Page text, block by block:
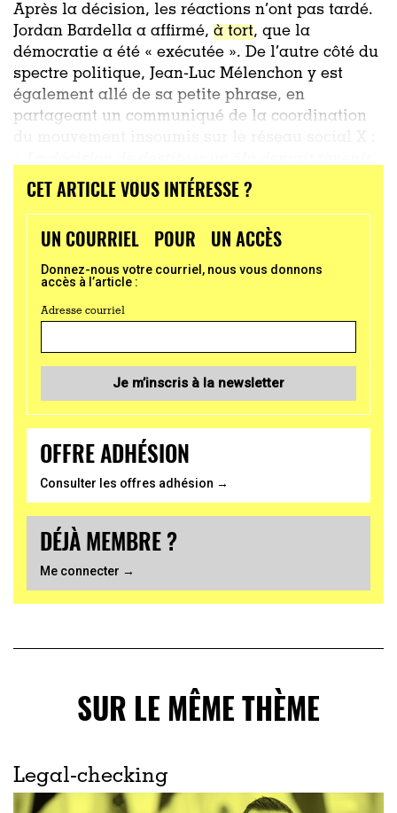
Après la décision, les réactions n’ont pas tardé.
Jordan Bardella a affirmé, à tort, que la
démocratie a été « exécutée ». De l’autre côté du
spectre politique, Jean-Luc Mélenchon y est
également allé de sa petite phrase, en
partageant un communiqué de la coordination
au peuple », ...
CET ARTICLE VOUS INTÉRESSE ?
UN COURRIEL POUR UN ACCÈS
Donnez-nous votre courriel, nous vous donnons
accès à l’article :
Adresse courriel
Je m’inscris à la newsletter
OFFRE ADHÉSION
Consulter les offres adhésion →
DÉJÀ MEMBRE ?
Me connecter →
SUR LE MÊME THÈME
Legal-checking